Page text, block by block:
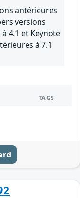
antérieures
versions
4.1 et Keynote
à 7.1
TAGS